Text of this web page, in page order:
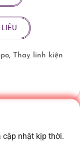
, Thay linh kiện
cập nhật kịp thời.